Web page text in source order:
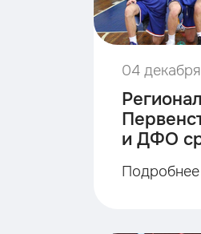
04
и ДФО
2009 г.р.
Подробнее